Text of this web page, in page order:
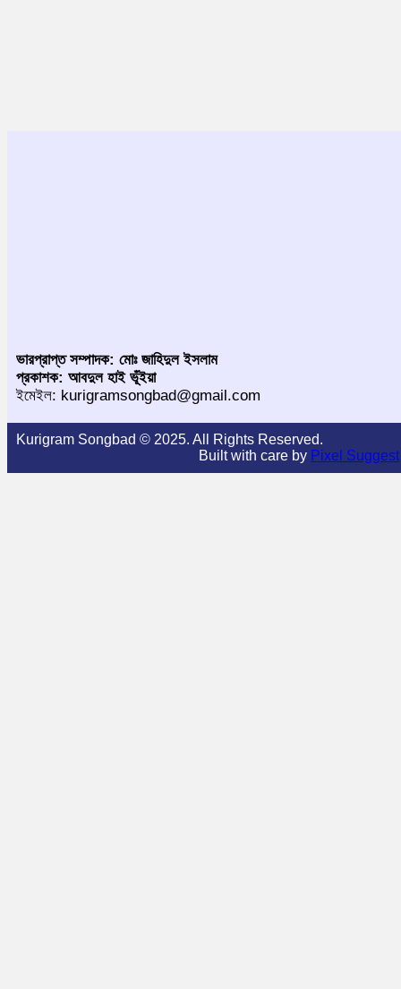
ভারপ্রাপ্ত সম্পাদক: মোঃ জাহিদুল ইসলাম
প্রকাশক: আবদুল হাই ভূঁইয়া
ইমেইল: kurigramsongbad@gmail.com
Kurigram Songbad © 2025. All Rights Reserved.
Built with care by Pixel Suggest